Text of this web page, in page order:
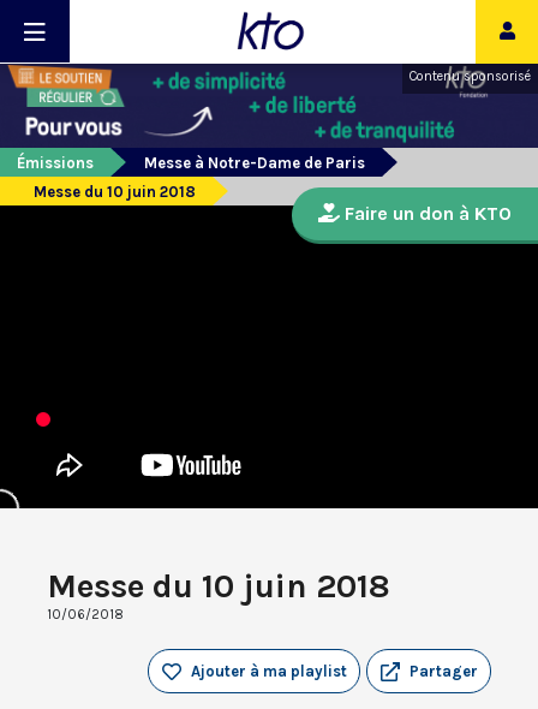
Contenu sponsorisé
Émissions
Messe à Notre-Dame de Paris
Messe du 10 juin 2018
Messe du 10 juin 2018
10/06/2018
Partager
Ajouter à ma playlist
Faire un don à KTO